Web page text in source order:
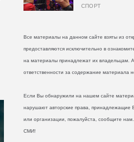
СПОРТ
Все материалы на данном сайте взяты из
предоставляются исключительно в
на материалы принадлежат их владельцам.
ответственности за содержание материала
Если Вы обнаружили на нашем сайте
нарушают авторские права, принадлежащие
или организации, пожалуйста, сообщите
СМИ!